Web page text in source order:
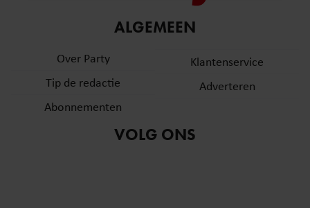
partners voor social media, adverteren en analyse. Deze
informatie die u aan ze heeft verstrekt of die ze hebben
verzameld op basis van uw gebruik van hun services. U
gebruiken.
ALGEMEEN
Over Party
Tip de redactie
Abonnementen
Klantenservice
Adverteren
VOLG ONS